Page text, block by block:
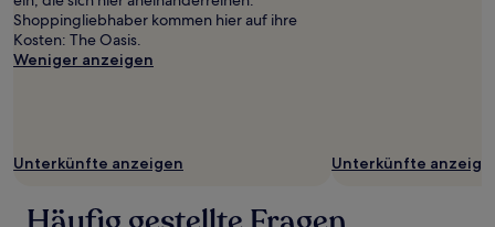
Shoppingliebhaber kommen hier auf ihre
Kosten: The Oasis.
Weniger anzeigen
Unterkünfte anzeigen Unterkünfte